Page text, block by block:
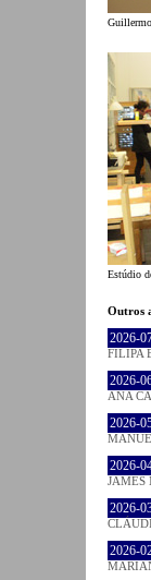
Estúdio
Outros
2026-
FILIPA
2026-
ANA
2026-
2026-
JAMES
2026-
2026-